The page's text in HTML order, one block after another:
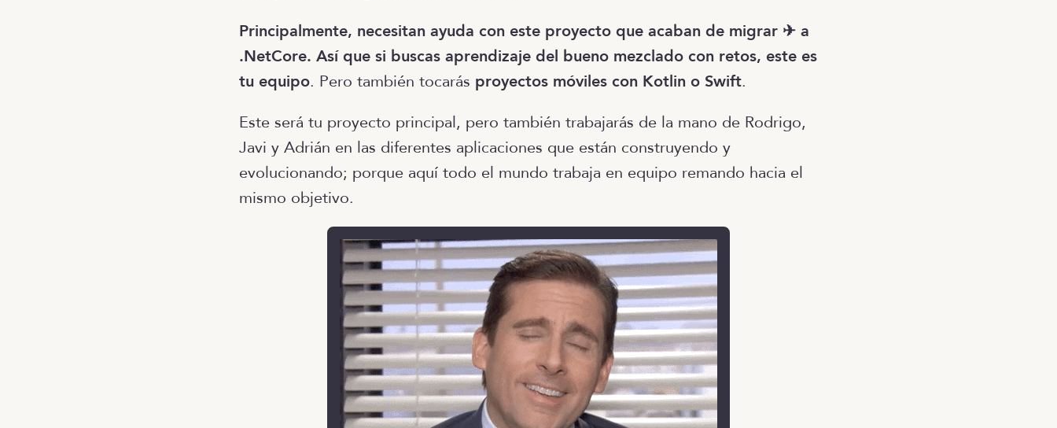
Principalmente, necesitan ayuda con este proyecto que acaban de migrar ✈ a
.NetCore. Así que si buscas aprendizaje del bueno mezclado con retos, este es
tu equipo. Pero también tocarás proyectos móviles con Kotlin o Swift.
Este será tu proyecto principal, pero también trabajarás de la mano de Rodrigo,
Javi y Adrián en las diferentes aplicaciones que están construyendo y
evolucionando; porque aquí todo el mundo trabaja en equipo remando hacia el
mismo objetivo.